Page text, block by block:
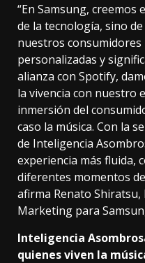
“En Samsung,
de la tecnología, sino
nuestros
personalizadas y
alianza con Spotify,
la vivencia con nuestro
inmersión del
caso la música. Con la
de Inteligencia
experiencia más fluida,
diferentes momentos
afirma Renato
Marketing para
Inteligencia
quienes viven la